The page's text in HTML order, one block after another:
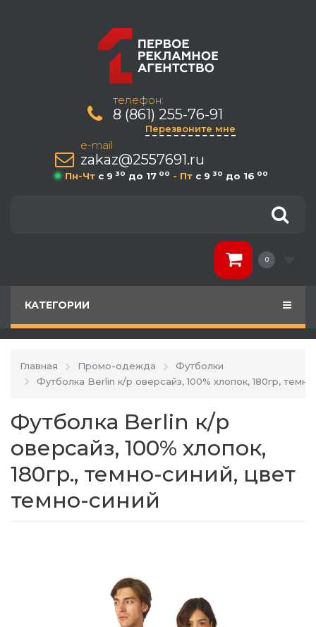
телефон:
8 (861) 255-76-91
Перезвоните мне
e-mail
zakaz@2557691.ru
Пн-Чт c 9 30 до 17 00 - Пт c 9 30 до 16 00
0
КАТЕГОРИИ
Главная Промо-одежда
Футболки
Футболка Berlin к/р оверсайз, 100% хлопок, 180гр,
Футболка Berlin к/р
оверсайз, 100% хлопок,
180гр., темно-синий, цвет
темно-синий